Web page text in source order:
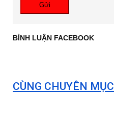
Gửi
BÌNH LUẬN FACEBOOK
CÙNG CHUYÊN MỤC